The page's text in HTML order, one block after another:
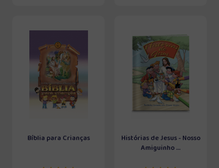
Bíblia para Crianças
Histórias de Jesus - Nosso
Amiguinho ...